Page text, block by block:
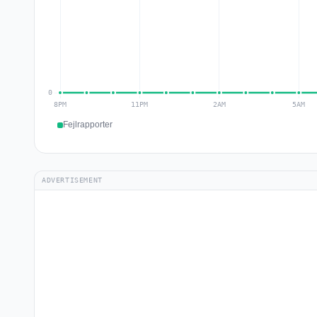
Fejlrapporter
ADVERTISEMENT